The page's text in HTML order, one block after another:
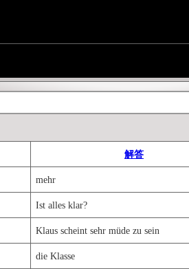
解答
mehr
Ist alles klar?
Klaus scheint sehr müde zu sein
die Klasse